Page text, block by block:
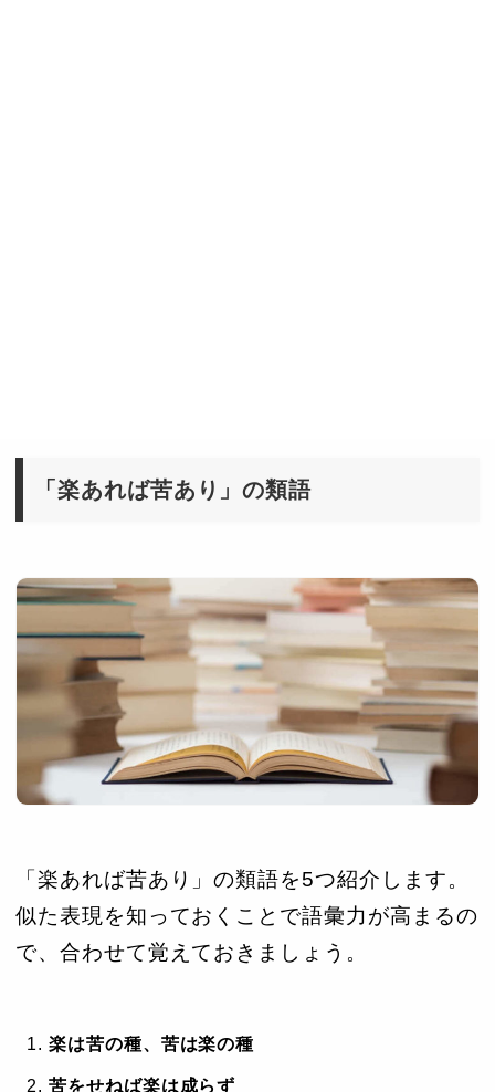
「楽あれば苦あり」の類語
「楽あれば苦あり」の類語を5つ紹介します。
似た表現を知っておくことで語彙力が高まるの
で、合わせて覚えておきましょう。
楽は苦の種、苦は楽の種
苦をせねば楽は成らず